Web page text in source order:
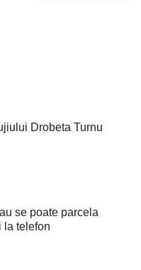
Drobeta Turnu
se poate parcela
la telefon